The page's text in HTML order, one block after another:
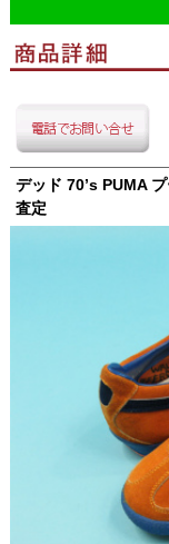
デッド 70’s PUMA
査定